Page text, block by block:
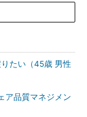
たい（45歳 男性
ア品質マネジメン